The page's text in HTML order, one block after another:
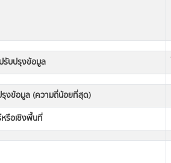
รับปรุงข้อมูล
งข้อมูล (ความถี่น้อยที่สุด)
รือเชิงพื้นที่